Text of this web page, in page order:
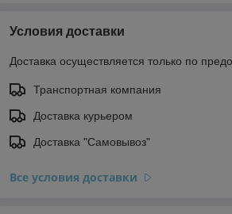
Условия доставки
Доставка осуществляется только по
Транспортная компания
Доставка курьером
Доставка "Самовывоз"
Все условия доставки